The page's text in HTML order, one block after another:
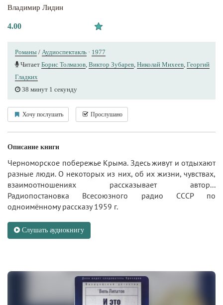
Владимир Лидин
4.00
Романы / Аудиоспектакль · 1977
Читает Борис Толмазов, Виктор Зубарев, Николай Михеев, Георгий
Гладких
38 минут 1 секунду
Хочу послушать Прослушано
Описание книги
Черноморское побережье Крыма. Здесь живут и отдыхают
разные люди. О некоторых из них, об их жизни, чувствах,
взаимоотношениях рассказывает автор...
Радиопостановка Всесоюзного радио СССР по
одноимённому рассказу 1959 г.
Слушать аудиокнигу